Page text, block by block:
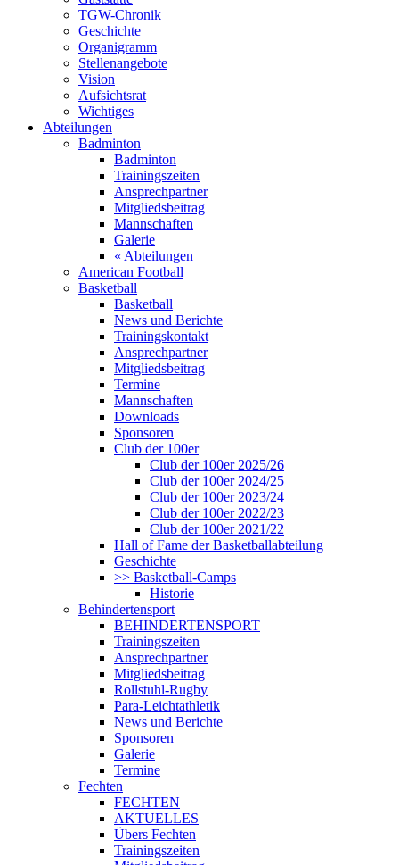
TGW-Chronik
Geschichte
Organigramm
Stellenangebote
Vision
Aufsichtsrat
Wichtiges
Abteilungen
Badminton
Badminton
Trainingszeiten
Ansprechpartner
Mitgliedsbeitrag
Mannschaften
Galerie
« Abteilungen
American Football
Basketball
Basketball
News und Berichte
Trainingskontakt
Ansprechpartner
Mitgliedsbeitrag
Termine
Mannschaften
Downloads
Sponsoren
Club der 100er
Club der 100er 2025/26
Club der 100er 2024/25
Club der 100er 2023/24
Club der 100er 2022/23
Club der 100er 2021/22
Hall of Fame der Basketballabteilung
Geschichte
>> Basketball-Camps
Historie
Behindertensport
BEHINDERTENSPORT
Trainingszeiten
Ansprechpartner
Mitgliedsbeitrag
Rollstuhl-Rugby
Para-Leichtathletik
News und Berichte
Sponsoren
Galerie
Termine
Fechten
FECHTEN
AKTUELLES
Übers Fechten
Trainingszeiten